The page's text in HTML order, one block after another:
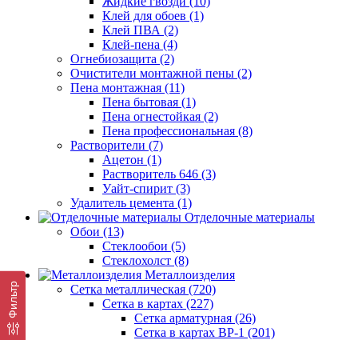
Клей для обоев (1)
Клей ПВА (2)
Клей-пена (4)
Огнебиозащита (2)
Очистители монтажной пены (2)
Пена монтажная (11)
Пена бытовая (1)
Пена огнестойкая (2)
Пена профессиональная (8)
Растворители (7)
Ацетон (1)
Растворитель 646 (3)
Уайт-спирит (3)
Удалитель цемента (1)
Отделочные материалы
Обои (13)
Стеклообои (5)
Стеклохолст (8)
Металлоизделия
Сетка металлическая (720)
Сетка в картах (227)
Сетка арматурная (26)
Сетка в картах ВР-1 (201)
Фильтр